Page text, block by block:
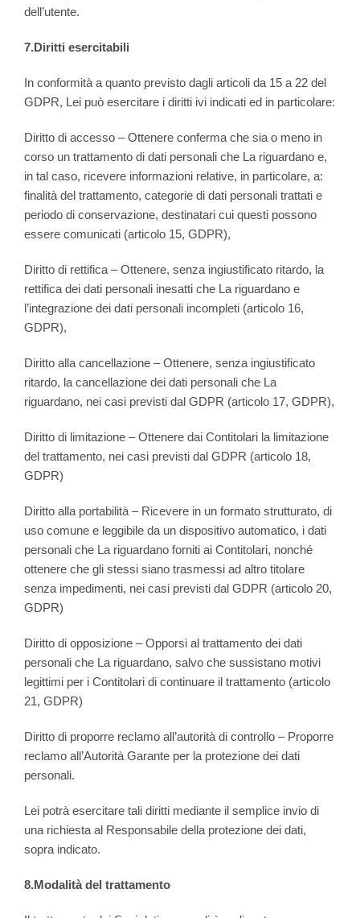
dell’utente.
7.Diritti esercitabili
In conformità a quanto previsto dagli articoli da 15 a 22 del
GDPR, Lei può esercitare i diritti ivi indicati ed in particolare:
Diritto di accesso – Ottenere conferma che sia o meno in
corso un trattamento di dati personali che La riguardano e,
in tal caso, ricevere informazioni relative, in particolare, a:
finalità del trattamento, categorie di dati personali trattati e
periodo di conservazione, destinatari cui questi possono
essere comunicati (articolo 15, GDPR),
Diritto di rettifica – Ottenere, senza ingiustificato ritardo, la
rettifica dei dati personali inesatti che La riguardano e
l’integrazione dei dati personali incompleti (articolo 16,
GDPR),
Diritto alla cancellazione – Ottenere, senza ingiustificato
ritardo, la cancellazione dei dati personali che La
riguardano, nei casi previsti dal GDPR (articolo 17, GDPR),
Diritto di limitazione – Ottenere dai Contitolari la limitazione
del trattamento, nei casi previsti dal GDPR (articolo 18,
GDPR)
Diritto alla portabilità – Ricevere in un formato strutturato, di
uso comune e leggibile da un dispositivo automatico, i dati
personali che La riguardano forniti ai Contitolari, nonché
ottenere che gli stessi siano trasmessi ad altro titolare
senza impedimenti, nei casi previsti dal GDPR (articolo 20,
GDPR)
Diritto di opposizione – Opporsi al trattamento dei dati
personali che La riguardano, salvo che sussistano motivi
legittimi per i Contitolari di continuare il trattamento (articolo
21, GDPR)
Diritto di proporre reclamo all’autorità di controllo – Proporre
reclamo all’Autorità Garante per la protezione dei dati
personali.
Lei potrà esercitare tali diritti mediante il semplice invio di
una richiesta al Responsabile della protezione dei dati,
sopra indicato.
8.Modalità del trattamento